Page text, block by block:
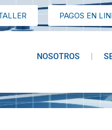
PAGOS EN
NOSOTROS